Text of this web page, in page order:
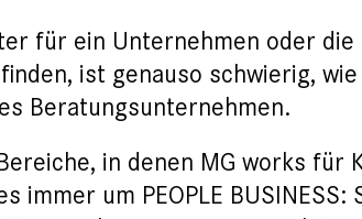
für ein Unternehmen oder
ist genauso schwierig,
Beratungsunternehmen.
in denen MG works für
immer um PEOPLE BUSINESS: